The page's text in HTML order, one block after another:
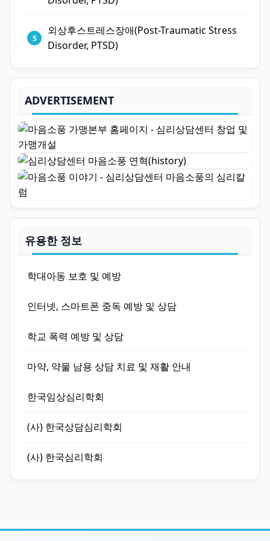
외상후스트레스장애(Post-Traumatic Stress
Disorder, PTSD)
ADVERTISEMENT
유용한 정보
학대아동 보호 및 예방
인터넷, 스마트폰 중독 예방 및 상담
학교 폭력 예방 및 상담
마약, 약물 남용 상담 치료 및 재활 안내
한국임상심리학회
(사) 한국상담심리학회
(사) 한국심리학회